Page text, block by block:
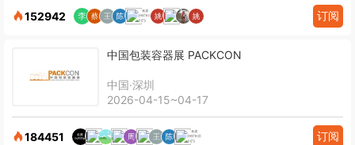
152942 订阅
中国包装容器展 PACKCON
中国·深圳
2026-04-15~04-17
184451 订阅